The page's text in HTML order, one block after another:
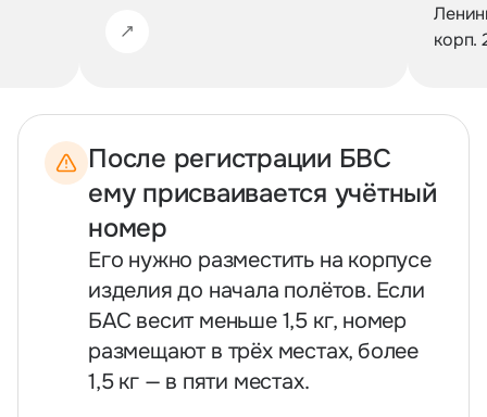
корп.
После регистрации БВС
ему присваивается учётный
номер
Его нужно разместить на корпусе
изделия до начала полётов. Если
БАС весит меньше 1,5 кг, номер
размещают в трёх местах, более
1,5 кг — в пяти местах.